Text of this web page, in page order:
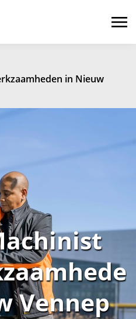
in Nieuw
Vennep